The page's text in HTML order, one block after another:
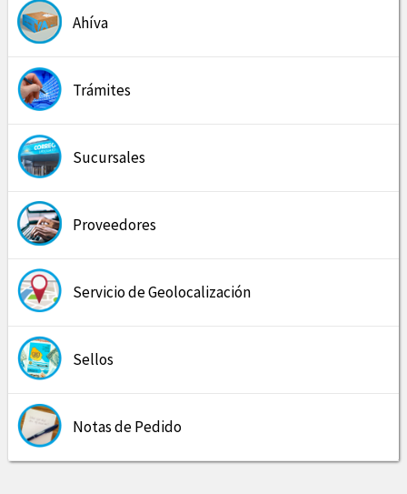
Ahíva
Trámites
Sucursales
Proveedores
Servicio de Geolocalización
Sellos
Notas de Pedido